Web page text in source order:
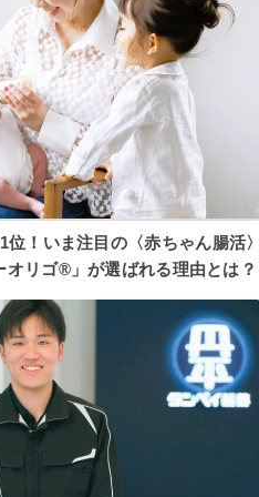
オリゴ®」が選ばれる理由とは？